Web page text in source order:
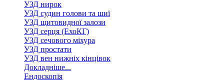
УЗД нирок
УЗД судин голови та шиї
УЗД щитовидної залози
УЗД серця (ЕхоКГ)
УЗД сечового міхура
УЗД простати
УЗД вен нижніх кінцівок
Докладніше...
Ендоскопія